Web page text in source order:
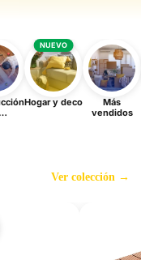
NUEVO
Hogar y deco
Más
vendidos
Ver colección →